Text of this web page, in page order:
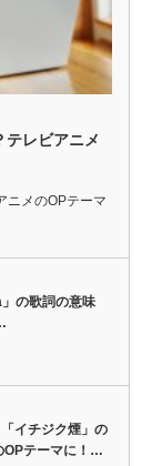
レビアニメ
ニメのOPテーマ
の歌詞の意味
イチジク煙」の
OPテーマに！…